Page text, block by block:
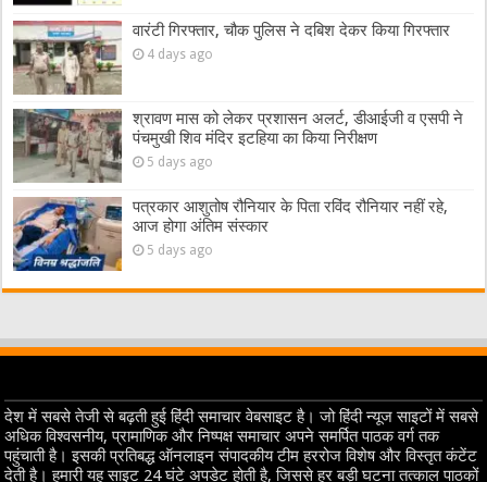
वारंटी गिरफ्तार, चौक पुलिस ने दबिश देकर किया गिरफ्तार
4 days ago
श्रावण मास को लेकर प्रशासन अलर्ट, डीआईजी व एसपी ने
पंचमुखी शिव मंदिर इटहिया का किया निरीक्षण
5 days ago
पत्रकार आशुतोष रौनियार के पिता रविंद रौनियार नहीं रहे,
आज होगा अंतिम संस्कार
5 days ago
देश में सबसे तेजी से बढ़ती हुई हिंदी समाचार वेबसाइट है। जो हिंदी न्यूज साइटों में सबसे
अधिक विश्वसनीय, प्रामाणिक और निष्पक्ष समाचार अपने समर्पित पाठक वर्ग तक
पहुंचाती है। इसकी प्रतिबद्ध ऑनलाइन संपादकीय टीम हररोज विशेष और विस्तृत कंटेंट
देती है। हमारी यह साइट 24 घंटे अपडेट होती है, जिससे हर बड़ी घटना तत्काल पाठकों